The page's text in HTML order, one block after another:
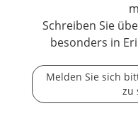
Schreiben Sie
besonders in
Melden Sie sich
zu